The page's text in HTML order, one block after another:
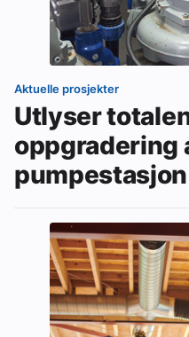
Aktuelle prosjekter
Utlyser
oppgradering
pumpestasjon